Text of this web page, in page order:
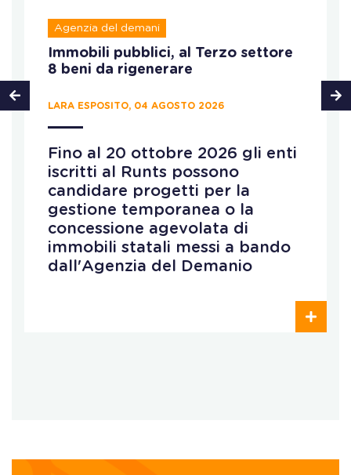
Agenzia del demani
Immobili pubblici, al Terzo settore
8 beni da rigenerare
LARA ESPOSITO, 04 AGOSTO 2026
Fino al 20 ottobre 2026 gli enti
iscritti al Runts possono
candidare progetti per la
gestione temporanea o la
concessione agevolata di
immobili statali messi a bando
dall'Agenzia del Demanio